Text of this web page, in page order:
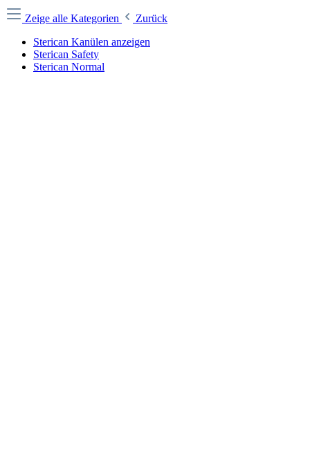
Zeige alle Kategorien
Zurück
Sterican Kanülen anzeigen
Sterican Safety
Sterican Normal